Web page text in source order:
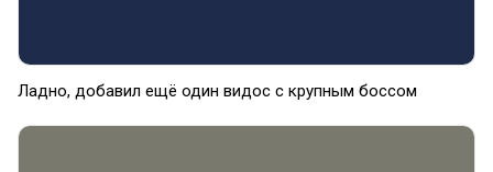
Ладно, добавил ещё один видос с крупным боссом